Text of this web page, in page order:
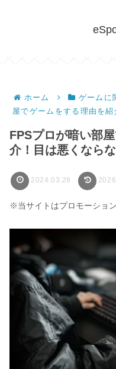
ホーム ゲームに
屋でゲームをする理由を
FPSプロが暗い部
介！目は悪くなら
2024.03.28
※当サイトはプロモーショ